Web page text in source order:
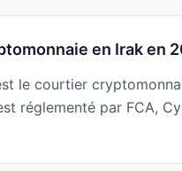
en Irak en
le courtier
réglementé par FCA,